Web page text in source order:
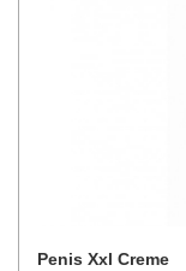
Penis Xxl Creme